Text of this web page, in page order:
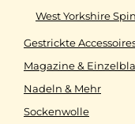
West Yorkshire
Gestrickte
Magazine &
Nadeln & Mehr
Sockenwolle